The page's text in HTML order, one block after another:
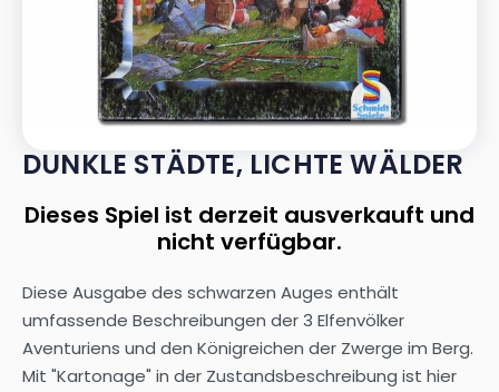
DUNKLE STÄDTE, LICHTE WÄLDER
Dieses Spiel ist derzeit ausverkauft und
nicht verfügbar.
Diese Ausgabe des schwarzen Auges enthält
umfassende Beschreibungen der 3 Elfenvölker
Aventuriens und den Königreichen der Zwerge im Berg.
Mit "Kartonage" in der Zustandsbeschreibung ist hier